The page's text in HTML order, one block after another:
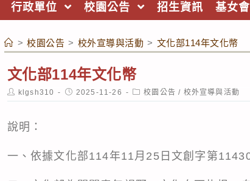
行政單位 校園公告 招生資訊 基女
> 校園公告 > 校外宣導與活動 > 文化部114年文化幣
文化部114年文化幣
Post
author:
klgsh310
Post
published:
2025-11-26
Post
category:
校園公告 / 校外宣導與活動
說明：
一、依據文化部114年11月25日文創字第